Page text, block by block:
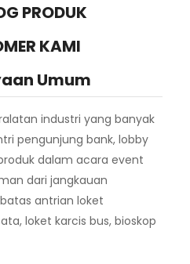
PRODUK
KAMI
Umum
industri yang banyak
pengunjung bank, lobby
dalam acara event
dari jangkauan
antrian loket
loket karcis bus, bioskop